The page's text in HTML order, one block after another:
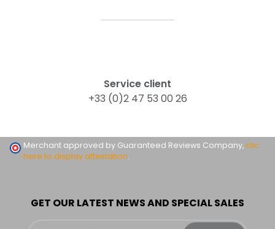
Service client
+33 (0)2 47 53 00 26
GET OUR LATEST NEWS AND SPECIAL SALES
Merchant approved by Guaranteed Reviews Company,clic
here to display attestation.